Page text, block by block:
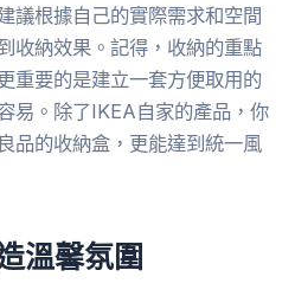
議根據自己的實際需求和空間
收納效果。記得，收納的重點
重要的是建立一套方便取用的
易。除了IKEA自家的產品，你
品的收納盒，更能達到統一風
溫馨氛圍